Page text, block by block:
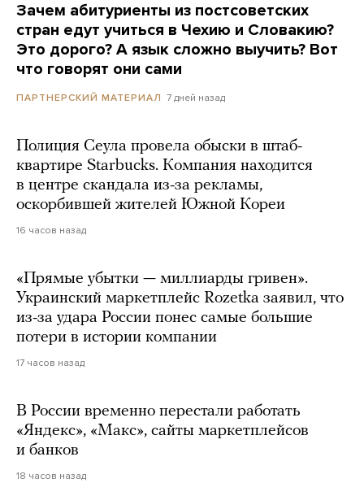
Зачем абитуриенты из постсоветских
стран едут учиться в Чехию и Словакию?
Это дорого? А язык сложно выучить? Вот
что говорят они сами
ПАРТНЕРСКИЙ МАТЕРИАЛ 7 дней назад
Полиция Сеула провела обыски в штаб-
квартире Starbucks. Компания находится
в центре скандала из-за рекламы,
оскорбившей жителей Южной Кореи
16 часов назад
«Прямые убытки — миллиарды гривен».
Украинский маркетплейс Rozetka заявил, что
из-за удара России понес самые большие
потери в истории компании
17 часов назад
В России временно перестали работать
«Яндекс», «Макс», сайты маркетплейсов
и банков
18 часов назад